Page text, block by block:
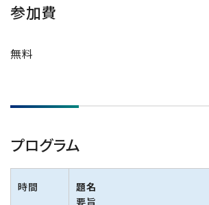
電子ビーム描画装置 (可変・スポット)
ライフサイエンス解析装置
透過電子顕微鏡 (TEM)
集束イオンビーム加工観察装置 (FIB-SEM)
MALDI-TOFMS
参加費
無料
プログラム
時間
題名
要旨